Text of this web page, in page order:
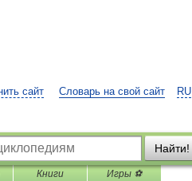
RU
сайт Словарь на свой сайт
Найти!
Книги Игры ⚽